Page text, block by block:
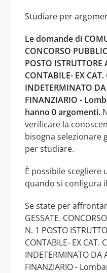
Studiare per
Le domande di
CONCORSO
POSTO
CONTABILE- EX
INDETERMINATO DA
FINANZIARIO -
hanno 0 argomenti.
verificare la
bisogna selezionare
per studiare.
È possibile
quando si configura
Se state per
GESSATE.
N. 1 POSTO
CONTABILE- EX CAT.
INDETERMINATO DA
FINANZIARIO -